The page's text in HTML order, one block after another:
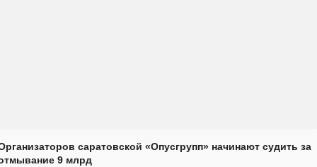
саратовской «Опусгрупп» начинают судить за
9 млрд